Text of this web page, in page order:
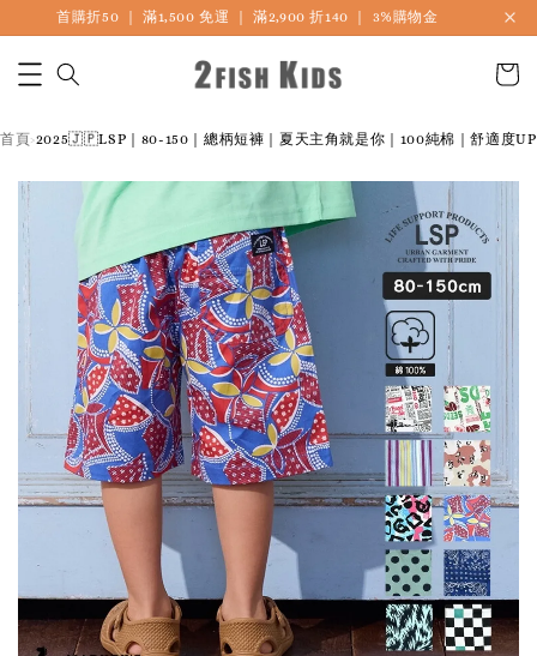
首購折50 ｜ 滿1,500 免運 ｜ 滿2,900 折140 ｜ 3%購物金
🎏 LINE海外連線社團開放加入中
首頁›2025🇯🇵LSP｜80-150｜總柄短褲｜夏天主角就是你｜100純棉｜舒適度UP